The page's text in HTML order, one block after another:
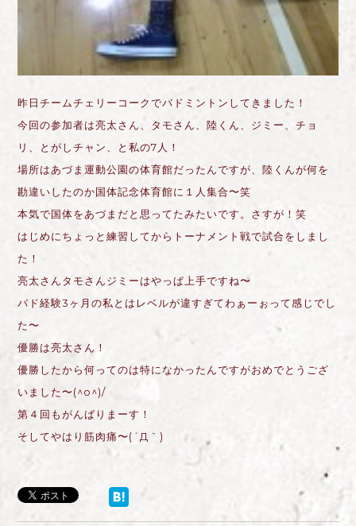
昨日チームチェリーコークでバドミントンしてきました！
今回の参加者は亮太さん、タモさん、陸くん、ジミー、チョ
リ、とがしチャン、と私の7人！
場所はあづま運動公園の体育館だったんですが、陸くんが何を
勘違いしたのか国体記念体育館に１人集合〜笑
本気で国体をあづまだと思ってたみたいです。さすが！笑
はじめにちょっと練習してからトーナメント戦で試合をしまし
た！
亮太さんタモさんジミーはやっぱ上手ですね〜
バド経験3ヶ月の私とはレベルが違すぎてわぁーぉって感じでし
た〜
優勝は亮太さん！
優勝したから何ってのは特になかったんですがおめでとうござ
いました〜(^o^)/
第４回もがんばりまーす！
そしてやはり筋肉痛〜(´Д｀)